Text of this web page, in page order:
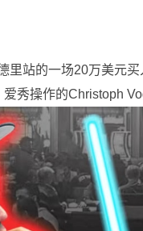
里站的一场20万美元
秀操作的Christoph